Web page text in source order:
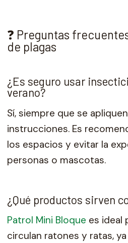
❓ Preguntas
de plagas
¿Es seguro usar
verano?
Sí, siempre que se
instrucciones. Es
los espacios y evitar la
personas o mascotas.
¿Qué productos sirven
Patrol Mini Bloque es ideal
circulan ratones y ratas,